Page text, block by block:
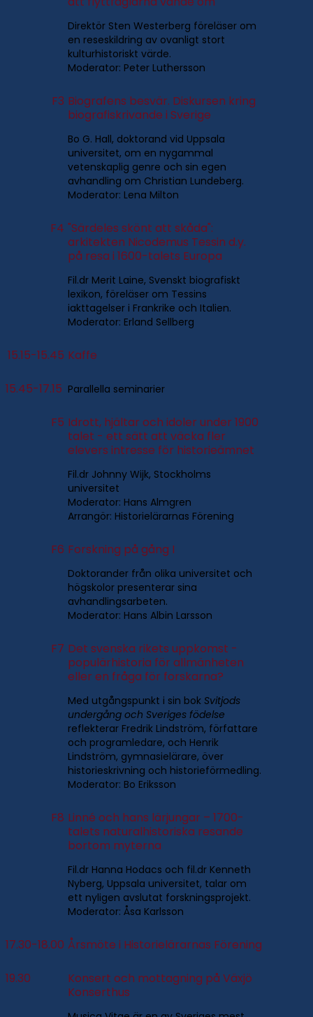
Direktör Sten Westerberg föreläser om
en reseskildring av ovanligt stort
kulturhistoriskt värde.
Moderator: Peter Luthersson
F3 Biografens besvär. Diskursen kring
biografiskrivande i Sverige
Bo G. Hall, doktorand vid Uppsala
universitet, om en nygammal
vetenskaplig genre och sin egen
avhandling om Christian Lundeberg.
Moderator: Lena Milton
F4 "Särdeles skönt att skåda":
arkitekten Nicodemus Tessin d.y.
på resa i 1600-talets Europa
Fil.dr Merit Laine, Svenskt biografiskt
lexikon, föreläser om Tessins
iakttagelser i Frankrike och Italien.
Moderator: Erland Sellberg
15.15-15.45 Kaffe
15.45-17.15 Parallella seminarier
F5 Idrott, hjältar och idoler under 1900
talet - ett sätt att väcka fler
elevers intresse för historieämnet
Fil.dr Johnny Wijk, Stockholms
universitet
Moderator: Hans Almgren
Arrangör: Historielärarnas Förening
F6 Forskning på gång I
Doktorander från olika universitet och
högskolor presenterar sina
avhandlingsarbeten.
Moderator: Hans Albin Larsson
F7 Det svenska rikets uppkomst -
populärhistoria för allmänheten
eller en fråga för forskarna?
Med utgångspunkt i sin bok Svitjods
undergång och Sveriges födelse
reflekterar Fredrik Lindström, författare
och programledare, och Henrik
Lindström, gymnasielärare, över
historieskrivning och historieförmedling.
Moderator: Bo Eriksson
F8 Linné och hans lärjungar – 1700-
talets naturalhistoriska resande
bortom myterna
Fil.dr Hanna Hodacs och fil.dr Kenneth
Nyberg, Uppsala universitet, talar om
ett nyligen avslutat forskningsprojekt.
Moderator: Åsa Karlsson
17.30-18.00 Årsmöte i Historielärarnas Förening
19.30
Konsert och mottagning på Växjö
Konserthus